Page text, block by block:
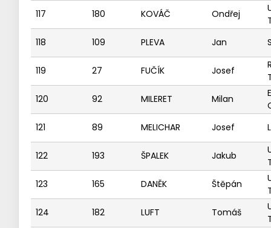
117 180 KOVÁČ Ondřej
118
109 PLEVA Jan
119 27 FUČÍK Josef
120
92 MILERET Milan
121
89 MELICHAR Josef
122 193 ŠPALEK Jakub
123
165 DANĚK Štěpán
124
182 LUFT Tomáš